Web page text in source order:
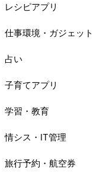
レシピアプリ
仕事環境・ガジェット
占い
子育てアプリ
学習・教育
情シス・IT管理
旅行予約・航空券